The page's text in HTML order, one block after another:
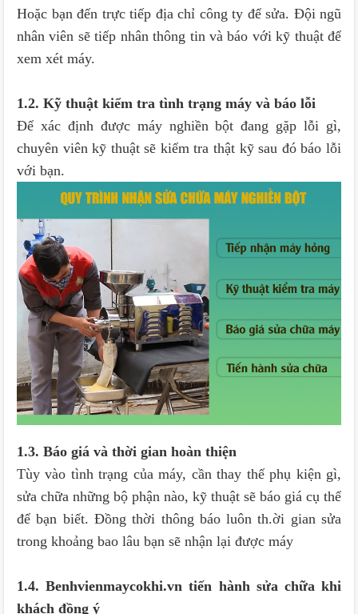
Hoặc bạn đến trực tiếp địa chỉ công ty để sửa. Đội ngũ
nhân viên sẽ tiếp nhân thông tin và báo với kỹ thuật để
xem xét máy.
1.2. Kỹ thuật kiểm tra tình trạng máy và báo lỗi
Để xác định được máy nghiền bột đang gặp lỗi gì,
chuyên viên kỹ thuật sẽ kiểm tra thật kỹ sau đó báo lỗi
với bạn.
1.3. Báo giá và thời gian hoàn thiện
Tùy vào tình trạng của máy, cần thay thế phụ kiện gì,
sửa chữa những bộ phận nào, kỹ thuật sẽ báo giá cụ thể
để bạn biết. Đồng thời thông báo luôn th.ời gian sửa
trong khoảng bao lâu bạn sẽ nhận lại được máy
1.4. Benhvienmaycokhi.vn tiến hành sửa chữa khi
khách đồng ý